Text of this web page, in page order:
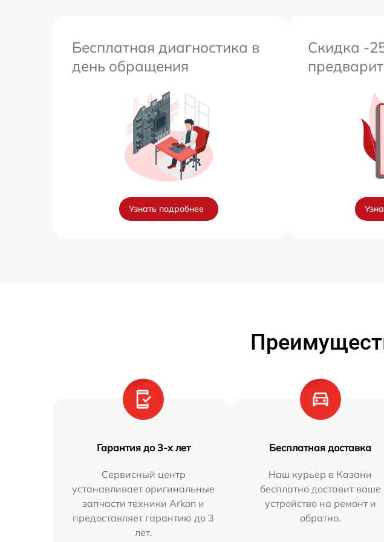
Бесплатная диагностика в
день обращения
Узнать подробнее
Скидка -
Гарантия до 3-х лет
Сервисный центр
устанавливает оригинальные
запчасти техники Arkon и
предоставляет гарантию до 3
лет.
Бесплатная доставка
Наш курьер в Казани
бесплатно доставит ваше
устройство на ремонт и
обратно.